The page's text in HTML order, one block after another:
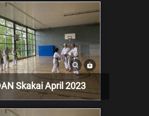
DAN Skakai April 2023